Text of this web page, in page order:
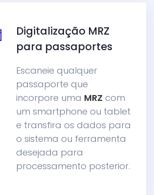
Digitalização MRZ
para passaportes
Escaneie qualquer
passaporte que
incorpore uma MRZ com
um smartphone ou tablet
e transfira os dados para
o sistema ou ferramenta
desejada para
processamento posterior.